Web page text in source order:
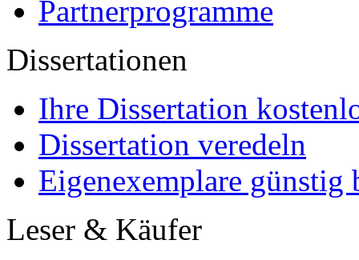
Partnerprogramme
Dissertationen
Ihre Dissertation
Dissertation veredeln
Eigenexemplare günstig
Leser & Käufer